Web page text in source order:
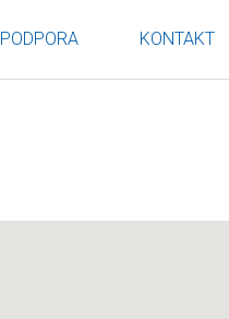
PODPORA KONTAKT